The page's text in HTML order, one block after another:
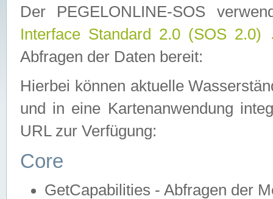
Der PEGELONLINE-SOS
Interface Standard 2.0 (SOS 2.0)
Abfragen der Daten bereit:
Hierbei können aktuelle
und in eine Kartenanwendung
URL zur Verfügung:
Core
GetCapabilities - Abfragen der